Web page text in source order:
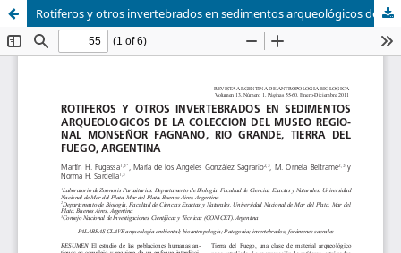
Rotiferos y otros invertebrados en sedimentos arqueológicos de la Colección del Museo Regional Monseñor Fagnano, Rio Grande, Tierra del Fuego, Argentina/Rotifers in archaeological sediments from the collection of Msgr. Fagnano Regional Museum, Rio Grande,